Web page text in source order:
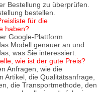
Bestellung zu überprüfen.
bestellen.
für die
haben?
Google-Plattform
Modell genauer an und
was Sie interessiert.
wie ist der gute Preis?
Anfragen, wie die
Artikel, die Qualitätsanfrage,
die Transportmethode, den